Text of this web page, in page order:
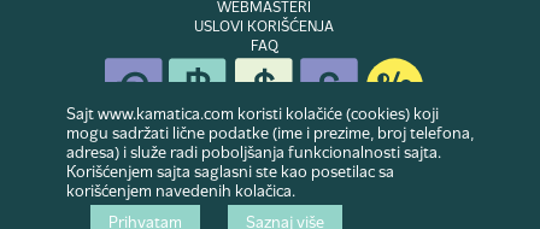
WEBMASTERI
USLOVI KORIŠĆENJA
FAQ
© Copyright 2007-2026. Website developed & owned byDubes doo
zadržana
Sajt www.kamatica.com koristi kolačiće (cookies) koji
mogu sadržati lične podatke (ime i prezime, broj telefona,
adresa) i služe radi poboljšanja funkcionalnosti sajta.
Korišćenjem sajta saglasni ste kao posetilac sa
korišćenjem navedenih kolačica.
Prihvatam Saznaj više